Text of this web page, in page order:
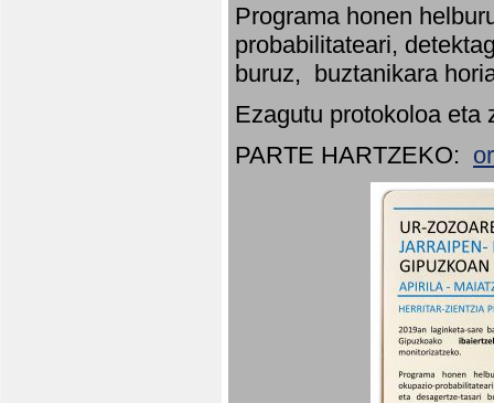
Programa honen
probabilitateari,
buruz, buztanikara
Ezagutu protokoloa eta
PARTE HARTZEKO: